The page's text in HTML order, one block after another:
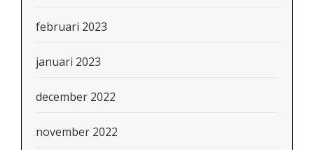
februari 2023
januari 2023
december 2022
november 2022